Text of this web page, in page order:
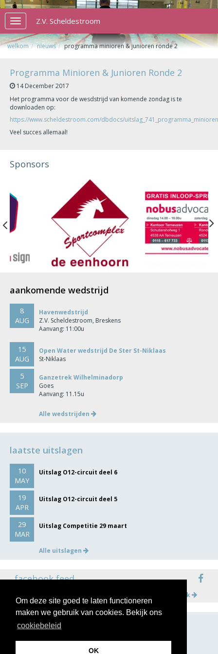
Om deze site goed te laten functioneren
maken we gebruik van cookies. Bekijk ons
cookiebeleid
OK
Toggle
navigation
Z.V. Scheldestroom
welkom nieuws programma minioren & junioren ronde 2
Programma Minioren & Junioren Ronde 2
14 December 2017
Het programma voor de wesdstrijd van komende zondag is te
downloaden op:
https://www.scheldestroom.com/dbdocs/
Veel succes allemaal!
Sponsors
Previous
aankomende wedstrijd
8
AUG
Havenwedstrijd
Z.V. Scheldestroom, Breskens
Aanvang: 11:00u
15
AUG
Open Water wedstrijd De Ster St-Niklaas
St-Niklaas
5
SEP
Ganzetrek Wilhelminadorp
Goes
Aanvang: 11.15u
Alle wedstrijden
laatste uitslagen
10
MAY
Uitslag O12-circuit deel 6
19
APR
Uitslag O12-circuit deel 5
29
MAR
Uitslag Competitie 29 maart
Alle uitslagen
facebook feed
Meer op facebook
volg ons op